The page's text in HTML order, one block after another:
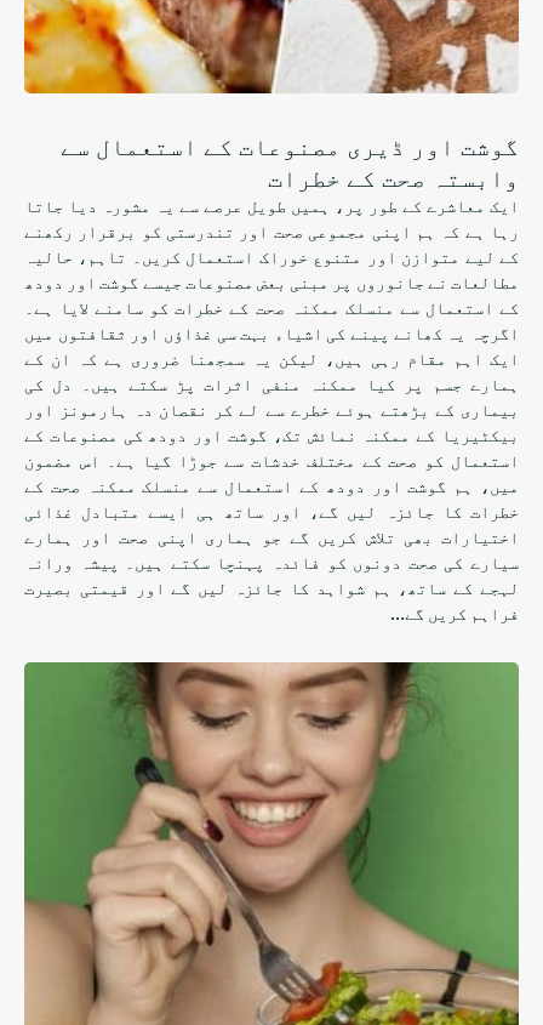
گوشت اور ڈیری مصنوعات کے استعمال سے
وابستہ صحت کے خطرات
ایک معاشرے کے طور پر، ہمیں طویل عرصے سے یہ مشورہ دیا جاتا
رہا ہے کہ ہم اپنی مجموعی صحت اور تندرستی کو برقرار رکھنے
کے لیے متوازن اور متنوع خوراک استعمال کریں۔ تاہم، حالیہ
مطالعات نے جانوروں پر مبنی بعض مصنوعات جیسے گوشت اور دودھ
کے استعمال سے منسلک ممکنہ صحت کے خطرات کو سامنے لایا ہے۔
اگرچہ یہ کھانے پینے کی اشیاء بہت سی غذاؤں اور ثقافتوں میں
ایک اہم مقام رہی ہیں، لیکن یہ سمجھنا ضروری ہے کہ ان کے
ہمارے جسم پر کیا ممکنہ منفی اثرات پڑ سکتے ہیں۔ دل کی
بیماری کے بڑھتے ہوئے خطرے سے لے کر نقصان دہ ہارمونز اور
بیکٹیریا کے ممکنہ نمائش تک، گوشت اور دودھ کی مصنوعات کے
استعمال کو صحت کے مختلف خدشات سے جوڑا گیا ہے۔ اس مضمون
میں، ہم گوشت اور دودھ کے استعمال سے منسلک ممکنہ صحت کے
خطرات کا جائزہ لیں گے، اور ساتھ ہی ایسے متبادل غذائی
اختیارات بھی تلاش کریں گے جو ہماری اپنی صحت اور ہمارے
سیارے کی صحت دونوں کو فائدہ پہنچا سکتے ہیں۔ پیشہ ورانہ
لہجے کے ساتھ، ہم شواہد کا جائزہ لیں گے اور قیمتی بصیرت
فراہم کریں گے…